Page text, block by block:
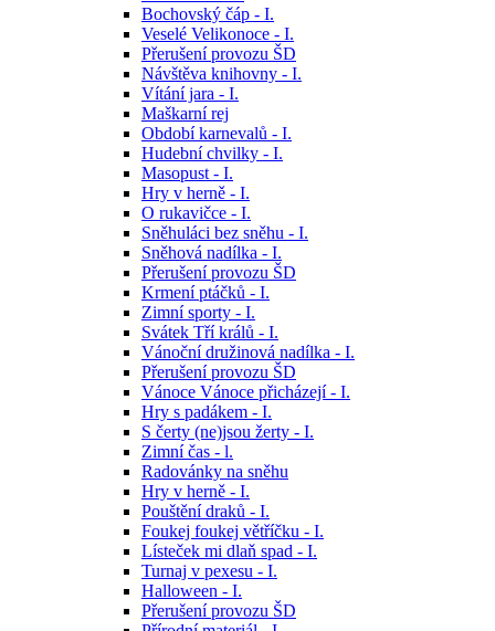
Bochovský čáp - I.
Veselé Velikonoce - I.
Přerušení provozu ŠD
Návštěva knihovny - I.
Vítání jara - I.
Maškarní rej
Období karnevalů - I.
Hudební chvilky - I.
Masopust - I.
Hry v herně - I.
O rukavičce - I.
Sněhuláci bez sněhu - I.
Sněhová nadílka - I.
Přerušení provozu ŠD
Krmení ptáčků - I.
Zimní sporty - I.
Svátek Tří králů - I.
Vánoční družinová nadílka - I.
Přerušení provozu ŠD
Vánoce Vánoce přicházejí - I.
Hry s padákem - I.
S čerty (ne)jsou žerty - I.
Zimní čas - l.
Radovánky na sněhu
Hry v herně - I.
Pouštění draků - I.
Foukej foukej větříčku - I.
Lísteček mi dlaň spad - I.
Turnaj v pexesu - I.
Halloween - I.
Přerušení provozu ŠD